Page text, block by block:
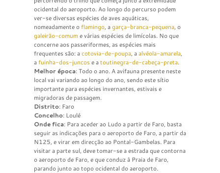
ocidental do aeroporto. Ao longo do percurso podem
ver-se diversas espécies de aves aquáticas,
nomeadamente oflamingo, agarça-branca-pequena, o
galeirão-comum e várias espécies de limícolas. No que
concerne aos passeriformes, as espécies mais
frequentes são: acotovia-de-poupa, aalvéola-amarela,
afuinha-dos-juncose atoutinegra-de-cabeça-preta.
Melhor época: Todo o ano. A avifauna presente neste
local vai variando ao longo do ano, sendo este sítio
importante para espécies invernantes, estivais e
migradoras de passagem.
Distrito: Faro
Concelho: Loulé
Onde fica: Para aceder ao Ludo a partir de Faro, basta
seguir as indicações para o aeroporto de Faro, a partir da
N125, e virar em direcção ao Pontal-Gambelas. Para
visitar a parte sul, deve tomar-se a estrada que contorna
o aeroporto de Faro, e que conduz à Praia de Faro,
parando junto ao topo ocidental do aeroporto.